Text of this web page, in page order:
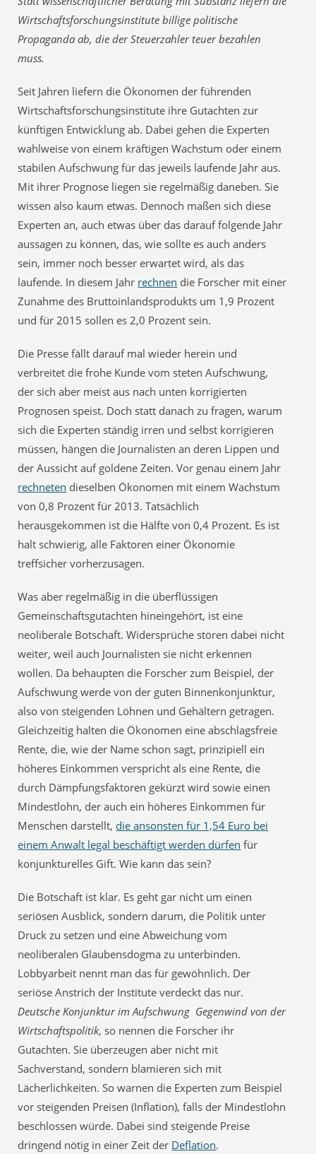
Wirtschaftsforschungsinstitute billige politische
Propaganda ab, die der Steuerzahler teuer bezahlen
muss.
Seit Jahren liefern die Ökonomen der führenden
Wirtschaftsforschungsinstitute ihre Gutachten zur
künftigen Entwicklung ab. Dabei gehen die Experten
wahlweise von einem kräftigen Wachstum oder einem
stabilen Aufschwung für das jeweils laufende Jahr aus.
Mit ihrer Prognose liegen sie regelmäßig daneben. Sie
wissen also kaum etwas. Dennoch maßen sich diese
Experten an, auch etwas über das darauf folgende Jahr
aussagen zu können, das, wie sollte es auch anders
sein, immer noch besser erwartet wird, als das
laufende. In diesem Jahr rechnen die Forscher mit einer
Zunahme des Bruttoinlandsprodukts um 1,9 Prozent
und für 2015 sollen es 2,0 Prozent sein.
Die Presse fällt darauf mal wieder herein und
verbreitet die frohe Kunde vom steten Aufschwung,
der sich aber meist aus nach unten korrigierten
Prognosen speist. Doch statt danach zu fragen, warum
sich die Experten ständig irren und selbst korrigieren
müssen, hängen die Journalisten an deren Lippen und
der Aussicht auf goldene Zeiten. Vor genau einem Jahr
rechneten dieselben Ökonomen mit einem Wachstum
von 0,8 Prozent für 2013. Tatsächlich
herausgekommen ist die Hälfte von 0,4 Prozent. Es ist
halt schwierig, alle Faktoren einer Ökonomie
treffsicher vorherzusagen.
Was aber regelmäßig in die überflüssigen
Gemeinschaftsgutachten hineingehört, ist eine
neoliberale Botschaft. Widersprüche stören dabei nicht
weiter, weil auch Journalisten sie nicht erkennen
wollen. Da behaupten die Forscher zum Beispiel, der
Aufschwung werde von der guten Binnenkonjunktur,
also von steigenden Löhnen und Gehältern getragen.
Gleichzeitig halten die Ökonomen eine abschlagsfreie
Rente, die, wie der Name schon sagt, prinzipiell ein
höheres Einkommen verspricht als eine Rente, die
durch Dämpfungsfaktoren gekürzt wird sowie einen
Mindestlohn, der auch ein höheres Einkommen für
Menschen darstellt, die ansonsten für 1,54 Euro bei
einem Anwalt legal beschäftigt werden dürfen für
konjunkturelles Gift. Wie kann das sein?
Die Botschaft ist klar. Es geht gar nicht um einen
seriösen Ausblick, sondern darum, die Politik unter
Druck zu setzen und eine Abweichung vom
neoliberalen Glaubensdogma zu unterbinden.
Lobbyarbeit nennt man das für gewöhnlich. Der
seriöse Anstrich der Institute verdeckt das nur.
Deutsche Konjunktur im Aufschwung  Gegenwind von der
Wirtschaftspolitik, so nennen die Forscher ihr
Gutachten. Sie überzeugen aber nicht mit
Sachverstand, sondern blamieren sich mit
Lächerlichkeiten. So warnen die Experten zum Beispiel
vor steigenden Preisen (Inflation), falls der Mindestlohn
beschlossen würde. Dabei sind steigende Preise
dringend nötig in einer Zeit der Deflation.